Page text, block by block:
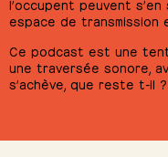
l’occupent peuvent
espace de transmission
Ce podcast est une
une traversée sonore,
s’achève, que reste t-il ?